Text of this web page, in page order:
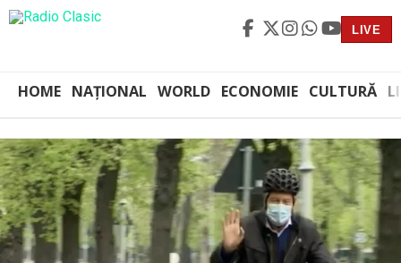
LIVE
HOME NAȚIONAL WORLD ECONOMIE CULTURĂ